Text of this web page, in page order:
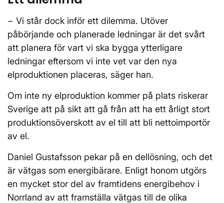
− Vi står dock inför ett dilemma. Utöver
påbörjande och planerade ledningar är det svårt
att planera för vart vi ska bygga ytterligare
ledningar eftersom vi inte vet var den nya
elproduktionen placeras, säger han.
Om inte ny elproduktion kommer på plats riskerar
Sverige att på sikt att gå från att ha ett årligt stort
produktionsöverskott av el till att bli nettoimportör
av el.
Daniel Gustafsson pekar på en dellösning, och det
är vätgas som energibärare. Enligt honom utgörs
en mycket stor del av framtidens energibehov i
Norrland av att framställa vätgas till de olika